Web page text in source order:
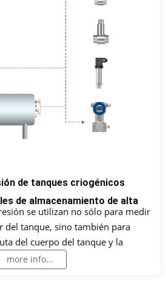
de tanques criogénicos
de almacenamiento de alta
se utilizan no sólo para medir
del tanque, sino también para
del cuerpo del tanque y la
de la bomba criogénica,
seguro del sistema. La
more info...